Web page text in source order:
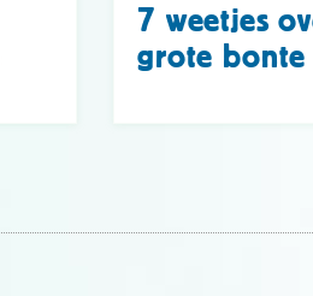
7 weetjes
grote bonte